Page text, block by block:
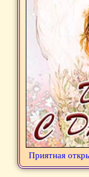
Приятная